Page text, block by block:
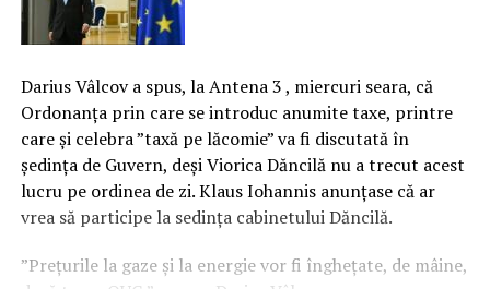
Darius Vâlcov a spus, la Antena 3 , miercuri seara, că
Ordonanţa prin care se introduc anumite taxe, printre
care şi celebra ”taxă pe lăcomie” va fi discutată în
şedinţa de Guvern, deşi Viorica Dăncilă nu a trecut acest
lucru pe ordinea de zi. Klaus Iohannis anunţase că ar
vrea să participe la sedinţa cabinetului Dăncilă.
”Preţurile la gaze şi la energie vor fi îngheţate, de mâine,